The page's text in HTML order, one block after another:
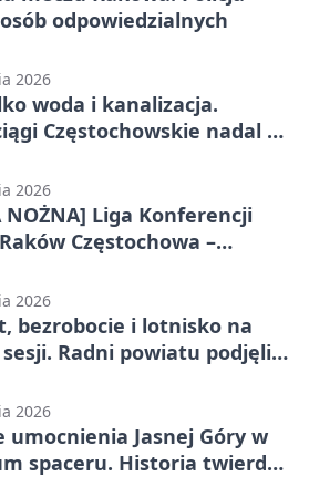
odpowiedzialnych
2026
woda i kanalizacja.
Częstochowskie nadal w
2026
NOŻNA] Liga Konferencji
Częstochowa –
III rundy eliminacji
2026
bezrobocie i lotnisko na
Radni powiatu podjęli
2026
umocnienia Jasnej Góry w
spaceru. Historia twierdzy